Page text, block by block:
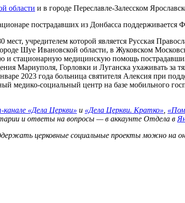
области и в городе Переславле-Залесском
пострадавших из Донбасса поддерживается
учредителем которой является Русская
Шуе Ивановской области, в Жуковском
и стационарную медицинскую помощь
Мариуполя, Горловки и Луганска ухаживать
2023 года больница святителя Алексия при
медико-социальный центр на базе мобильного
канале «Дела Церкви» и «Дела Церкви. Кратко»
и ответы на вопросы — в аккаунте Отдела в
церковные социальные проекты можно на